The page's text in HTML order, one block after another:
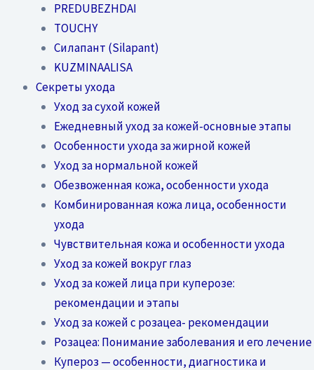
PREDUBEZHDAI
TOUCHY
Силапант (Silapant)
KUZMINAALISA
Секреты ухода
Уход за сухой кожей
Ежедневный уход за кожей-основные этапы
Особенности ухода за жирной кожей
Уход за нормальной кожей
Обезвоженная кожа, особенности ухода
Комбинированная кожа лица, особенности
ухода
Чувствительная кожа и особенности ухода
Уход за кожей вокруг глаз
Уход за кожей лица при куперозе:
рекомендации и этапы
Уход за кожей с розацеа- рекомендации
Розацеа: Понимание заболевания и его лечение
Купероз — особенности, диагностика и